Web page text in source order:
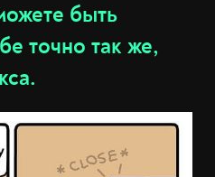
быть
точно так же,